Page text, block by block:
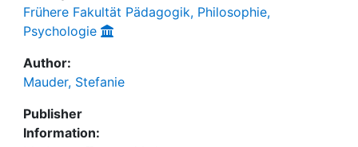
Frühere Fakultät Pädagogik, Philosophie,
Psychologie
Author:
Mauder, Stefanie
Publisher
Information: